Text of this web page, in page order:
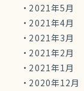
2021年5月
2021年4月
2021年3月
2021年2月
2021年1月
2020年12月